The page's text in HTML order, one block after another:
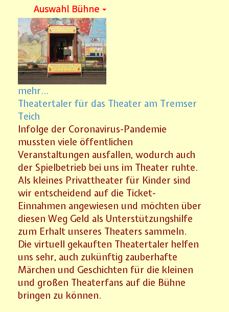
Auswahl Bühne
mehr...
Theatertaler für das Theater am Tremser
Teich
Infolge der Coronavirus-Pandemie
mussten viele öffentlichen
Veranstaltungen ausfallen, wodurch auch
der Spielbetrieb bei uns im Theater ruhte.
Als kleines Privattheater für Kinder sind
wir entscheidend auf die Ticket-
Einnahmen angewiesen und möchten über
diesen Weg Geld als Unterstützungshilfe
zum Erhalt unseres Theaters sammeln.
Die virtuell gekauften Theatertaler helfen
uns sehr, auch zukünftig zauberhafte
Märchen und Geschichten für die kleinen
und großen Theaterfans auf die Bühne
bringen zu können.